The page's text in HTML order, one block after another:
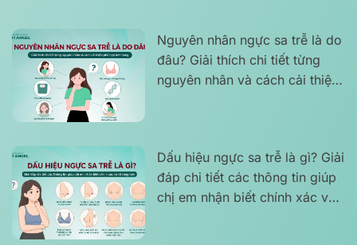
Nguyên nhân ngực sa trễ là do
đâu? Giải thích chi tiết từng
nguyên nhân và cách cải thiện
Dấu hiệu ngực sa trễ là gì? Giải
đáp chi tiết các thông tin giúp
chị em nhận biết chính xác và